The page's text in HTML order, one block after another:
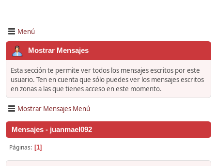
Menú
Mostrar Mensajes
Esta sección te permite ver todos los mensajes escritos por este
usuario. Ten en cuenta que sólo puedes ver los mensajes escritos
en zonas a las que tienes acceso en este momento.
Mostrar Mensajes Menú
Mensajes - juanmael092
Páginas 1